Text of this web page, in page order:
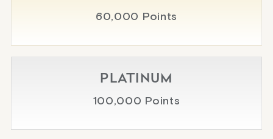
60,000 Points
PLATINUM
100,000 Points